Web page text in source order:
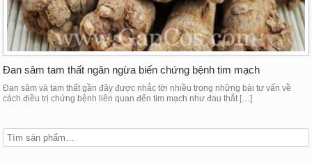
Đan sâm tam thất ngăn ngừa biến chứng bệnh tim mạch
Đan sâm và tam thất gần đây được nhắc tời nhiều trong những bài tư vấn về
cách điều trị chứng bệnh liên quan đến tim mạch như đau thắt […]